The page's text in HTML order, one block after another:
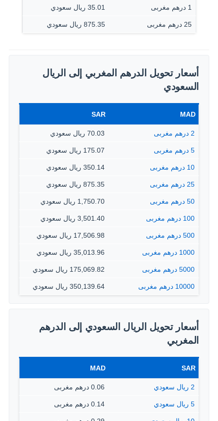
1 درهم مغربى 35.01 ريال سعودي
25 درهم مغربى 875.35 ريال سعودي
أسعار تحويل الدرهم المغربي إلى الريال
السعودي
MAD
SAR
2 درهم مغربى 70.03 ريال سعودي
5 درهم مغربى 175.07 ريال سعودي
10 درهم مغربى 350.14 ريال سعودي
25 درهم مغربى 875.35 ريال سعودي
50 درهم مغربى 1,750.70 ريال سعودي
100 درهم مغربى 3,501.40 ريال سعودي
500 درهم مغربى 17,506.98 ريال سعودي
1000 درهم مغربى 35,013.96 ريال سعودي
5000 درهم مغربى 175,069.82 ريال سعودي
10000 درهم مغربى 350,139.64 ريال سعودي
أسعار تحويل الريال السعودي إلى الدرهم
المغربي
SAR
MAD
2 ريال سعودي 0.06 درهم مغربى
5 ريال سعودي 0.14 درهم مغربى